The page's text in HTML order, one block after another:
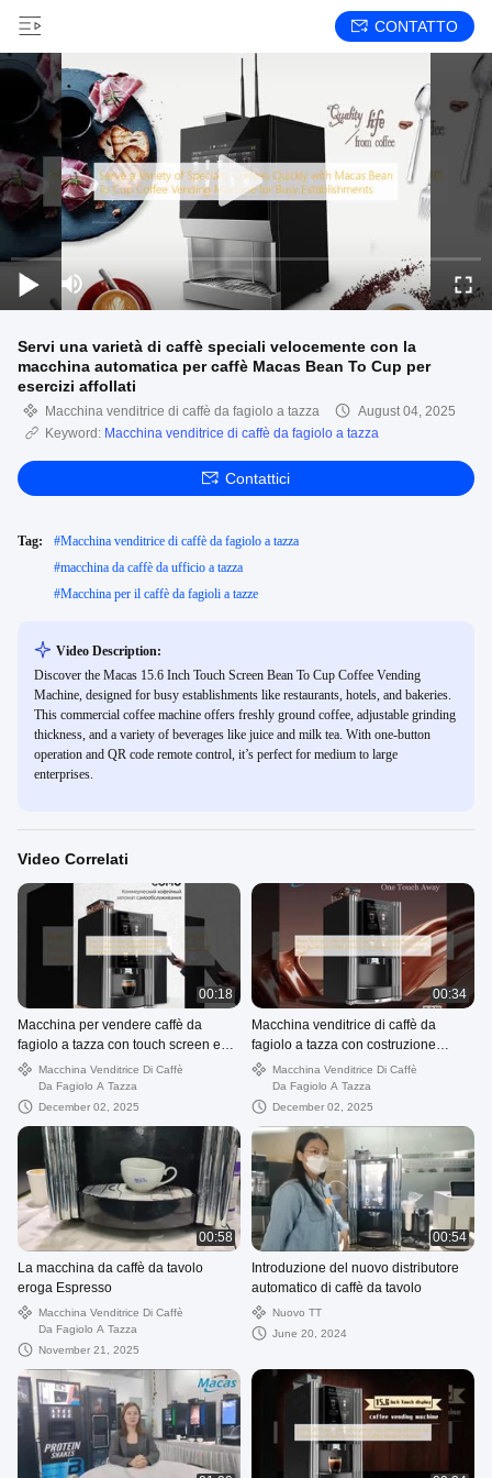
CONTATTO
Servi una varietà di caffè speciali velocemente con la
macchina automatica per caffè Macas Bean To Cup per
esercizi affollati
Macchina venditrice di caffè da fagiolo a tazza
August 04, 2025
Keyword: Macchina venditrice di caffè da fagiolo a tazza
Contattici
Tag: #Macchina venditrice di caffè da fagiolo a tazza
#macchina da caffè da ufficio a tazza
#Macchina per il caffè da fagioli a tazze
Video Description:
Discover the Macas 15.6 Inch Touch Screen Bean To Cup Coffee Vending
Machine, designed for busy establishments like restaurants, hotels, and bakeries.
This commercial coffee machine offers freshly ground coffee, adjustable grinding
thickness, and a variety of beverages like juice and milk tea. With one-button
operation and QR code remote control, it’s perfect for medium to large
enterprises.
Video Correlati
00:18
Macchina per vendere caffè da
fagiolo a tazza con touch screen e
pressione regolabile adatta a
commercio e ufficio
Macchina Venditrice Di Caffè
Da Fagiolo A Tazza
December 02, 2025
00:34
Macchina venditrice di caffè da
fagiolo a tazza con costruzione
robusta e tecnologia avanzata di
estrazione del caffè per un sapore
costante
Macchina Venditrice Di Caffè
Da Fagiolo A Tazza
December 02, 2025
00:58
La macchina da caffè da tavolo
eroga Espresso
Macchina Venditrice Di Caffè
Da Fagiolo A Tazza
November 21, 2025
00:54
Introduzione del nuovo distributore
automatico di caffè da tavolo
Nuovo TT
June 20, 2024